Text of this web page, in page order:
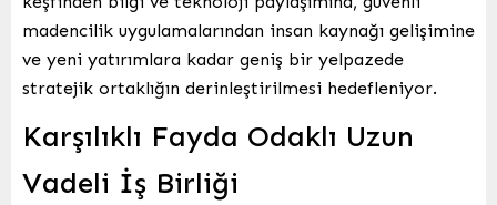
madencilik uygulamalarından insan kaynağı gelişimine
ve yeni yatırımlara kadar geniş bir yelpazede
stratejik ortaklığın derinleştirilmesi hedefleniyor.
Karşılıklı Fayda Odaklı Uzun
Vadeli İş Birliği